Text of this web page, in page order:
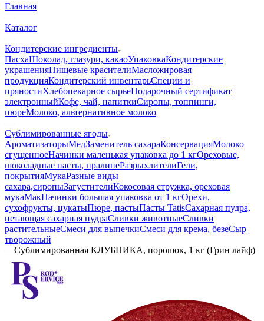
Главная
—
Каталог
—
Кондитерские ингредиенты
ПасхаШоколад, глазури, какаоУпаковкаКондитерские
украшенияПищевые красителиМасложировая
продукцияКондитерский инвентарьСпеции и
пряностиХлебопекарное сырьеПодарочный сертификат
электронныйКофе, чай, напиткиСиропы, топпинги,
пюреМолоко, альтернативное молоко
—
Сублимированные ягоды
АроматизаторыМедЗаменитель сахараКонсервацияМолоко
сгущенноеНачинки маленькая упаковка до 1 кгОреховые,
шоколадные пасты, пралинеРазрыхлителиГели,
покрытияМукаРазные виды
сахара,сиропыЗагустителиКокосовая стружка, ореховая
мукаМакНачинки большая упаковка от 1 кгОрехи,
сухофрукты, цукатыПюре, пастыПасты TatisСахарная пудра,
нетающая сахарная пудраСливки животныеСливки
растительныеСмеси для выпечкиСмеси для крема, безеСыр
творожный
—Сублимированная КЛУБНИКА, порошок, 1 кг (Грин лайф)